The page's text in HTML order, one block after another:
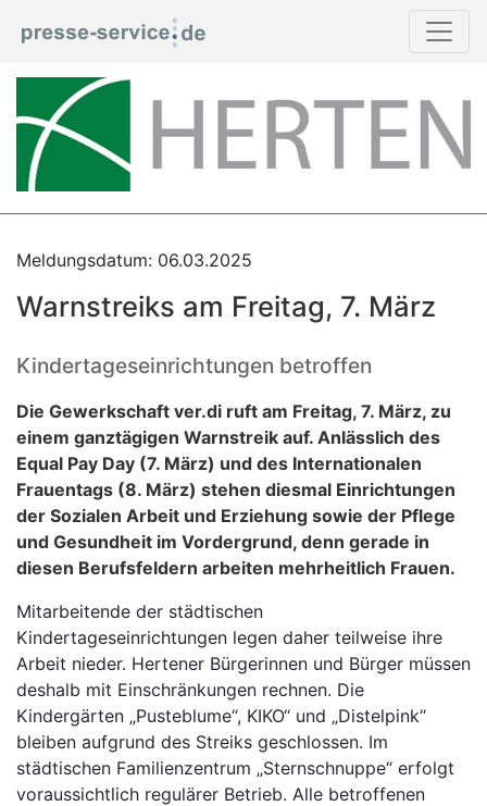
Meldungsdatum: 06.03.2025
Warnstreiks am Freitag, 7. März
Kindertageseinrichtungen betroffen
Die Gewerkschaft ver.di ruft am Freitag, 7. März, zu
einem ganztägigen Warnstreik auf. Anlässlich des
Equal Pay Day (7. März) und des Internationalen
Frauentags (8. März) stehen diesmal Einrichtungen
der Sozialen Arbeit und Erziehung sowie der Pflege
und Gesundheit im Vordergrund, denn gerade in
diesen Berufsfeldern arbeiten mehrheitlich Frauen.
Mitarbeitende der städtischen
Kindertageseinrichtungen legen daher teilweise ihre
Arbeit nieder. Hertener Bürgerinnen und Bürger müssen
deshalb mit Einschränkungen rechnen. Die
Kindergärten „Pusteblume“, KIKO“ und „Distelpink“
bleiben aufgrund des Streiks geschlossen. Im
städtischen Familienzentrum „Sternschnuppe“ erfolgt
voraussichtlich regulärer Betrieb. Alle betroffenen